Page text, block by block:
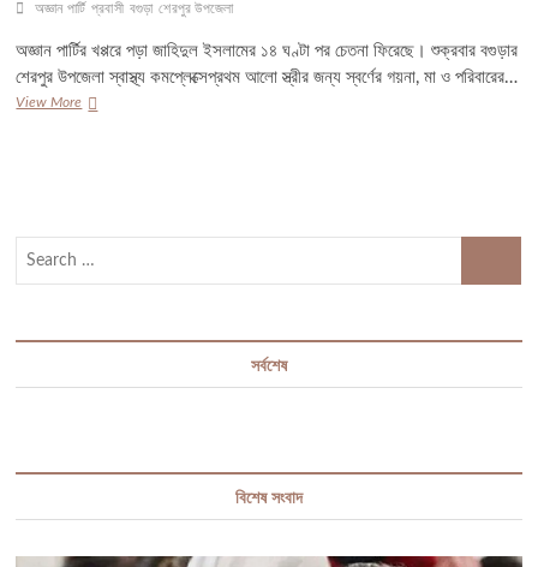
অজ্ঞান পার্টি প্রবাসী বগুড়া শেরপুর উপজেলা
অজ্ঞান পার্টির খপ্পরে পড়া জাহিদুল ইসলামের ১৪ ঘণ্টা পর চেতনা ফিরেছে। শুক্রবার বগুড়ার
শেরপুর উপজেলা স্বাস্থ্য কমপ্লেক্সেপ্রথম আলো স্ত্রীর জন্য স্বর্ণের গয়না, মা ও পরিবারের…
View Moreঅজ্ঞান
সর্বশেষ
বিশেষ সংবাদ